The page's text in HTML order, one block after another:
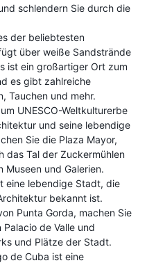
schlendern Sie durch die
der beliebtesten
über weiße Sandstrände
ist ein großartiger Ort zum
es gibt zahlreiche
Tauchen und mehr.
UNESCO-Weltkulturerbe
und seine lebendige
Sie die Plaza Mayor,
das Tal der Zuckermühlen
Museen und Galerien.
eine lebendige Stadt, die
bekannt ist.
Punta Gorda, machen Sie
de Valle und
und Plätze der Stadt.
de Cuba ist eine